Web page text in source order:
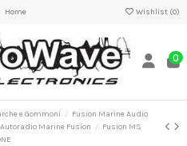
Home Wishlist (0)
0
e Gommoni
Fusion Marine Audio
Autoradio Marine Fusion
Fusion MS